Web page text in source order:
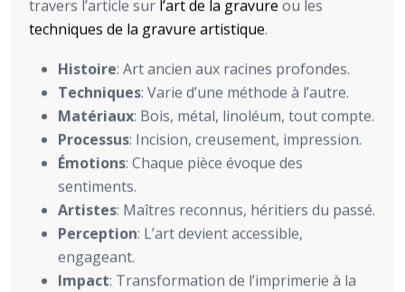
travers l’article sur l’art de la gravure ou les
techniques de la gravure artistique.
Histoire: Art ancien aux racines profondes.
Techniques: Varie d’une méthode à l’autre.
Matériaux: Bois, métal, linoléum, tout compte.
Processus: Incision, creusement, impression.
Émotions: Chaque pièce évoque des
sentiments.
Artistes: Maîtres reconnus, héritiers du passé.
Perception: L’art devient accessible,
engageant.
Impact: Transformation de l’imprimerie à la